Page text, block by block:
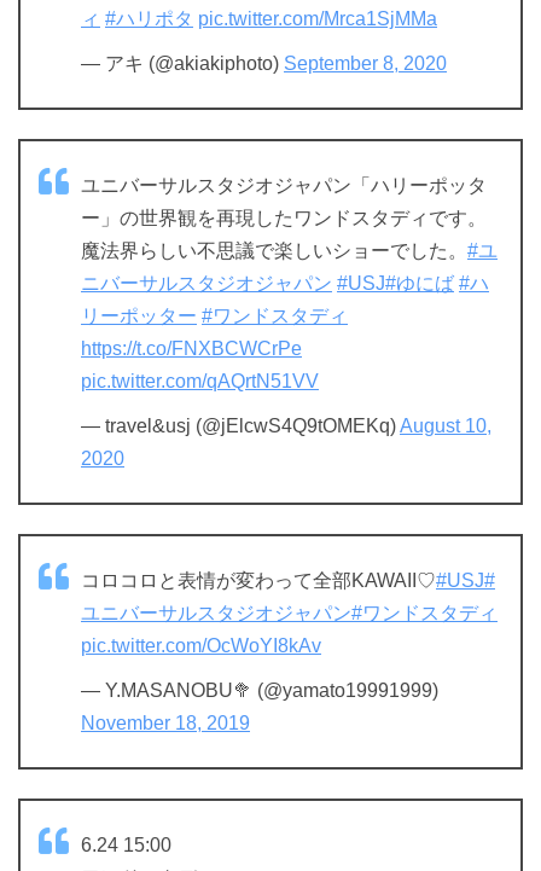
ィ #ハリポタ pic.twitter.com/Mrca1SjMMa
— アキ (@akiakiphoto) September 8, 2020
ユニバーサルスタジオジャパン「ハリーポッタ
ー」の世界観を再現したワンドスタディです。
魔法界らしい不思議で楽しいショーでした。 #ユ
ニバーサルスタジオジャパン #USJ#ゆにば #ハ
リーポッター #ワンドスタディ
https://t.co/FNXBCWCrPe
pic.twitter.com/qAQrtN51VV
— travel&usj (@jElcwS4Q9tOMEKq)August 10,
2020
コロコロと表情が変わって全部KAWAII♡#USJ#
ユニバーサルスタジオジャパン#ワンドスタディ
pic.twitter.com/OcWoYI8kAv
— Y.MASANOBU🥦 (@yamato19991999)
November 18, 2019
6.24 15:00